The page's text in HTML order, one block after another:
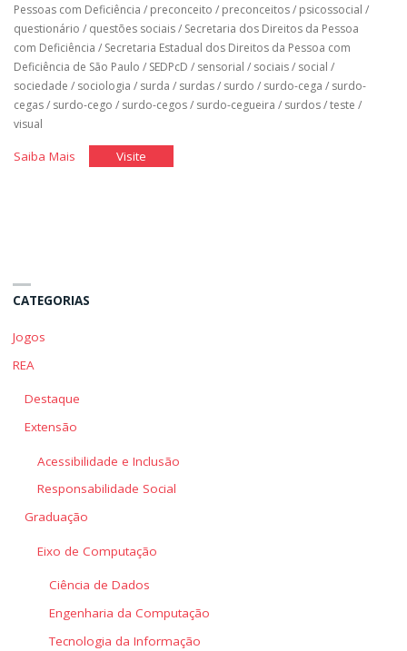
Pessoas com Deficiência / preconceito / preconceitos/ psicossocial /
questionário / questões sociais/ Secretaria dos Direitos da Pessoa
com Deficiência / Secretaria Estadual dos Direitos da Pessoa com
Deficiência de São Paulo / SEDPcD / sensorial / sociais/ social /
sociedade / sociologia / surda / surdas/ surdo / surdo-cega / surdo-
cegas/ surdo-cego / surdo-cegos/ surdo-cegueira / surdos/teste /
visual
Saiba Mais"Qual
Deficiência"
Visite"Qual
CATEGORIAS
Jogos
REA
Destaque
Extensão
Acessibilidade e Inclusão
Responsabilidade Social
Graduação
Eixo de Computação
Ciência de Dados
Engenharia da Computação
Tecnologia da Informação